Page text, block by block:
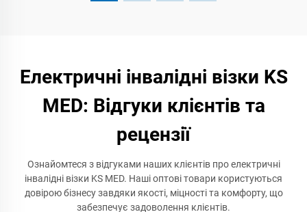
Електричні інвалідні візки KS
MED: Відгуки клієнтів та
рецензії
Ознайомтеся з відгуками наших клієнтів про електричні
інвалідні візки KS MED. Наші оптові товари користуються
довірою бізнесу завдяки якості, міцності та комфорту, що
забезпечує задоволення клієнтів.